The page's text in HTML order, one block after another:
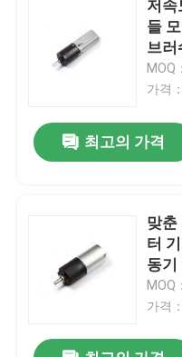
극소 물 펌프
극소 연동 펌프
푸쉬 풀 선륜통 전자석
저속
들
브러
MOQ
가격
최고의 가격
맞춘
터
동기
MOQ
가격